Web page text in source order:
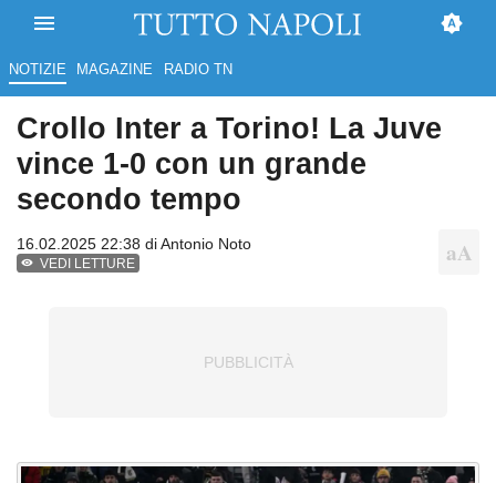
NOTIZIE MAGAZINE RADIO TN
Crollo Inter a Torino! La Juve
vince 1-0 con un grande
secondo tempo
16.02.2025 22:38 diAntonio Noto
VEDI LETTURE